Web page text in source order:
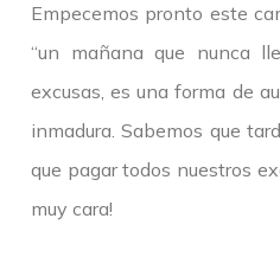
Empecemos pronto este
“un mañana que nunca
excusas, es una forma de
inmadura. Sabemos que
que pagar todos nuestros
muy cara!